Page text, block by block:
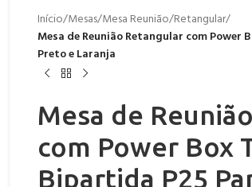
Início/Mesas/Mesa Reunião/Retangular/
Mesa de Reunião Retangular com
Preto e Laranja
Mesa de
com Power Box
Bipartida P25